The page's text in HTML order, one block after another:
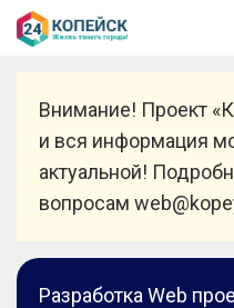
Внимание! Проект
и вся информация
актуальной!
вопросам
Разработка Web